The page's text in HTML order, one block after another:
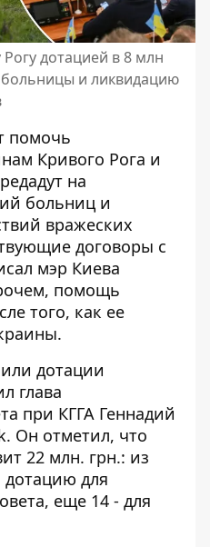
дотацией в 8 млн
больницы и ликвидацию
помочь
Кривого Рога и
на
больниц и
вражеских
договоры с
мэр Киева
помощь
того, как ее
дотации
глава
при КГГА Геннадий
. Он отметил, что
22 млн. грн.: из
дотацию для
еще 14 - для